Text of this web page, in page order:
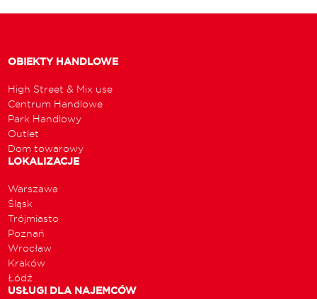
OBIEKTY HANDLOWE
High Street & Mix use
Centrum Handlowe
Park Handlowy
Outlet
Dom towarowy
LOKALIZACJE
Warszawa
Śląsk
Trójmiasto
Poznań
Wrocław
Kraków
Łódź
USŁUGI DLA NAJEMCÓW